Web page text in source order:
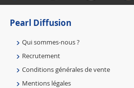
Pearl Diffusion
Qui sommes-nous ?
Recrutement
Conditions générales de vente
Mentions légales